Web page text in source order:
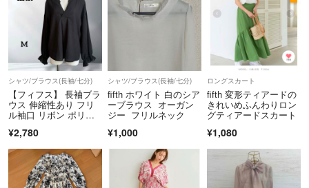
ブランドリユース店
日本流通自主管理協会加盟店（AACD）
【その他】
・配送について、梱包状態によっては設定した配送方法から変更になる
可能性もあります
配送の指定がございましたら、ご購入前にお知らせください
※圧縮して発送する商品もありますので、お受け取り時にたたみシワが
ご理解いただける方のみご購入下さい。
シャツ/ブラウス(長袖/七分)
【フィフス】 長袖ブラ
ウス 伸縮性あり フリ
ル袖口 リボン ポリエ
¥2,780
シャツ/ブラウス(長袖/七分)
fifth ホワイト 白のシア
ーブラウス オーガン
ジー フリルネック
¥1,000
ロングスカート
fifth 変形ティアードの
きれいめふんわりロン
グティアードスカート
¥1,080